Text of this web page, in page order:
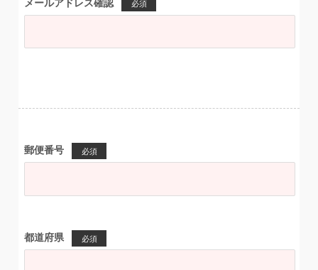
メールアドレス確認 必須
郵便番号 必須
都道府県 必須